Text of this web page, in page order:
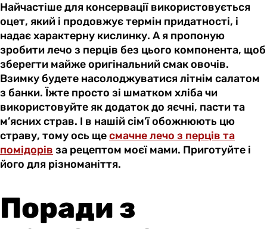
Найчастіше для консервації використовується
оцет, який і продовжує термін придатності, і
надає характерну кислинку. А я пропоную
зробити лечо з перців без цього компонента, щоб
зберегти майже оригінальний смак овочів.
Взимку будете насолоджуватися літнім салатом
з банки. Їжте просто зі шматком хліба чи
використовуйте як додаток до яєчні, пасти та
м’ясних страв. І в нашій сім’ї обожнюють цю
страву, тому ось щесмачне лечо з перців та
помідорів за рецептом моєї мами. Приготуйте і
його для різноманіття.
Поради з